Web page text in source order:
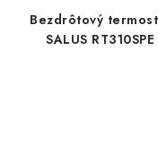
Bezdrôtový
SALUS RT310SPE